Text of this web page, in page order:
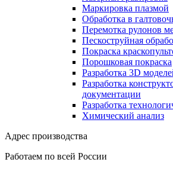
Маркировка плазмой
Обработка в
Перемотка рулонов
Пескоструйная
Покраска
Порошковая покраска
Разработка 3D
Разработка
документации
Разработка
Химический анализ
Адрес производства
Работаем по всей России